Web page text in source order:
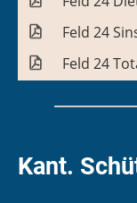
Feld 24
Feld 24
Kant.